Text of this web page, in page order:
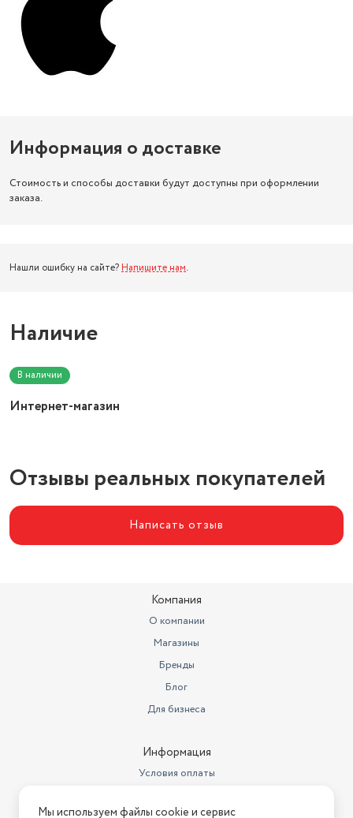
Информация о доставке
Стоимость и способы доставки будут доступны при оформлении
заказа.
Нашли ошибку на сайте? Напишите нам.
Наличие
Интернет-магазин
В наличии
Отзывы реальных покупателей
Написать отзыв
Компания
О компании
Магазины
Бренды
Блог
Для бизнеса
Информация
Условия оплаты
Мы используем файлы cookie и сервис